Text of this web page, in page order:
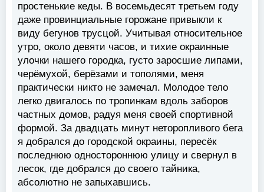
простенькие кеды. В восемьдесят третьем году
даже провинциальные горожане привыкли к
виду бегунов трусцой. Учитывая относительное
утро, около девяти часов, и тихие окраинные
улочки нашего городка, густо заросшие липами,
черёмухой, берёзами и тополями, меня
практически никто не замечал. Молодое тело
легко двигалось по тропинкам вдоль заборов
частных домов, радуя меня своей спортивной
формой. За двадцать минут неторопливого бега
я добрался до городской окраины, пересёк
последнюю одностороннюю улицу и свернул в
лесок, где добрался до своего тайника,
абсолютно не запыхавшись.